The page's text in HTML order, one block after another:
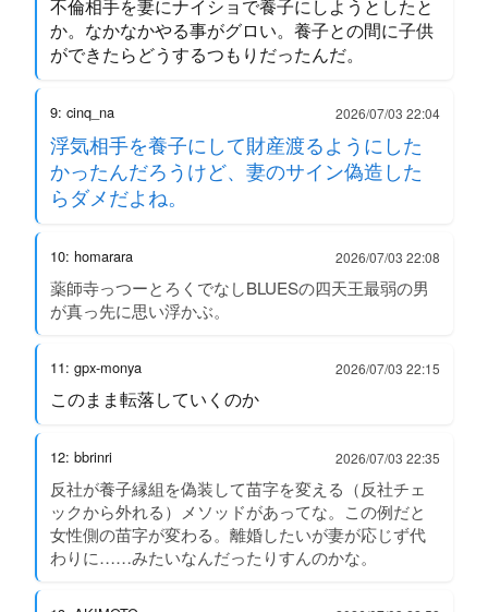
不倫相手を妻にナイショで養子にしようとしたと
か。なかなかやる事がグロい。養子との間に子供
ができたらどうするつもりだったんだ。
9: cinq_na 2026/07/03 22:04
浮気相手を養子にして財産渡るようにした
かったんだろうけど、妻のサイン偽造した
らダメだよね。
10: homarara 2026/07/03 22:08
薬師寺っつーとろくでなしBLUESの四天王最弱の男
が真っ先に思い浮かぶ。
11: gpx-monya 2026/07/03 22:15
このまま転落していくのか
12: bbrinri 2026/07/03 22:35
反社が養子縁組を偽装して苗字を変える（反社チェ
ックから外れる）メソッドがあってな。この例だと
女性側の苗字が変わる。離婚したいが妻が応じず代
わりに……みたいなんだったりすんのかな。